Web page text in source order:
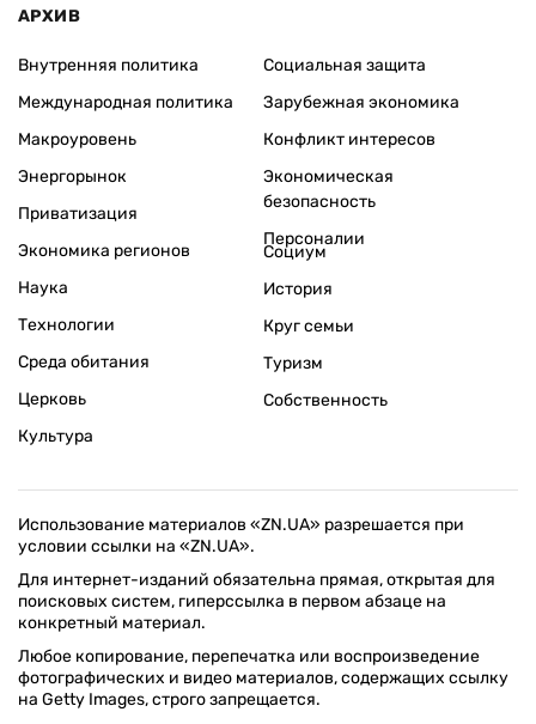
АРХИВ
Внутренняя политика
Международная политика
Макроуровень
Энергорынок
Приватизация
Экономика регионов
Социальная защита
Зарубежная экономика
Конфликт интересов
Экономическая
безопасность
Персоналии
Наука
Технологии
Среда обитания
Церковь
Культура
Социум
История
Круг семьи
Туризм
Собственность
Использование материалов «ZN.UA» разрешается при
условии ссылки на «ZN.UA».
Для интернет-изданий обязательна прямая, открытая для
поисковых систем, гиперссылка в первом абзаце на
конкретный материал.
Любое копирование, перепечатка или воспроизведение
фотографических и видео материалов, содержащих ссылку
на Getty Images, строго запрещается.